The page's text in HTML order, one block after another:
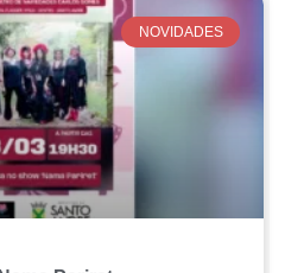
NOVIDADES